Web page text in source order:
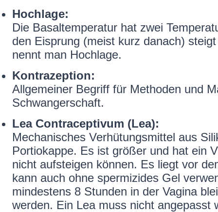
Hochlage:
Die Basaltemperatur hat zwei
den Eisprung (meist kurz danach)
nennt man Hochlage.
Kontrazeption:
Allgemeiner Begriff für Methoden und
Schwangerschaft.
Lea Contraceptivum (Lea):
Mechanisches Verhütungsmittel aus
Portiokappe. Es ist größer und hat ein
nicht aufsteigen können. Es liegt vor
kann auch ohne spermizides Gel
mindestens 8 Stunden in der Vagina
werden. Ein Lea muss nicht angepasst